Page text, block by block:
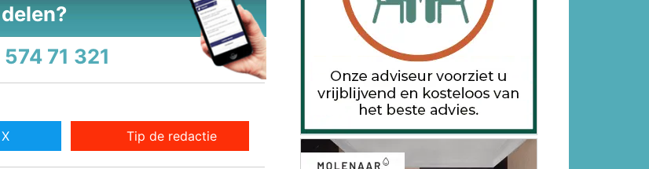
71 321
Tip de redactie